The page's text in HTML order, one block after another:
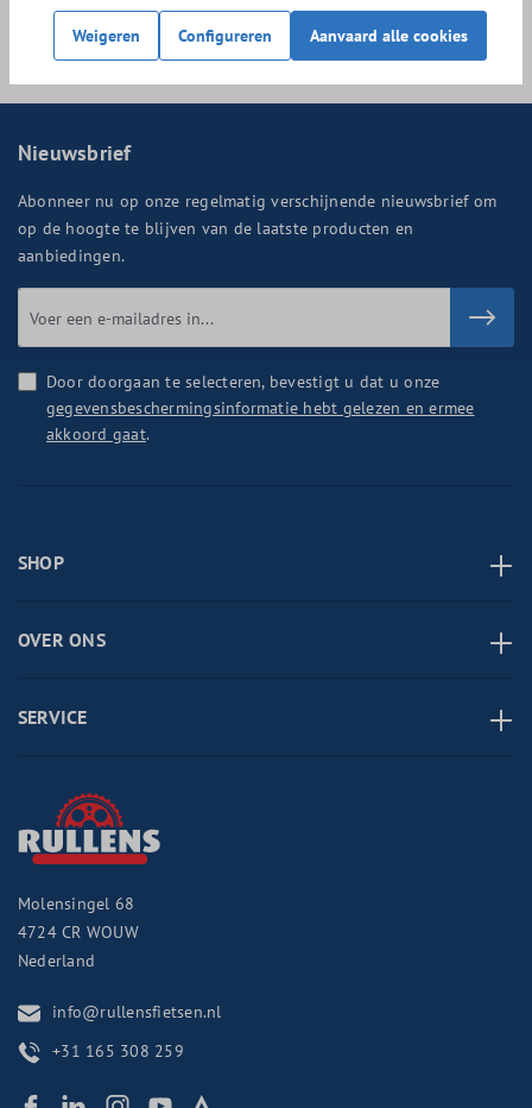
29,95
Nieuwsbrief
Abonneer nu op onze regelmatig verschijnende nieuwsbrief om
op de hoogte te blijven van de laatste producten en
aanbiedingen.
Door doorgaan te selecteren, bevestigt u dat u onze
gegevensbeschermingsinformatie hebt gelezen en ermee
akkoord gaat.
SHOP
OVER ONS
SERVICE
Molensingel 68
4724 CR WOUW
Nederland
info@rullensfietsen.nl
+31 165 308 259
Weigeren Configureren Aanvaard alle cookies